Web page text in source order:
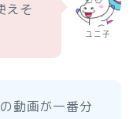
ユニ子
えそ
動画が一番分